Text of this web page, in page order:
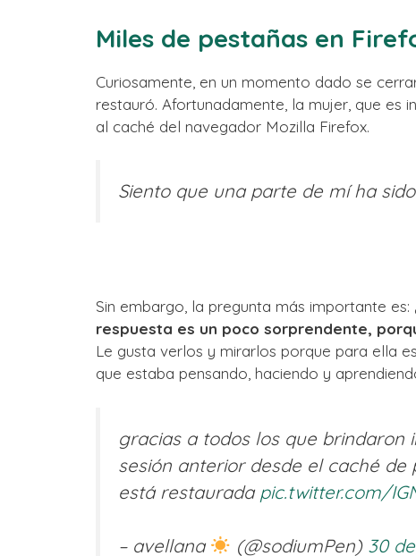
Miles de pestañas en
Curiosamente, en un momento dado se
restauró. Afortunadamente, la mujer, que es
al caché del navegador Mozilla Firefox.
Siento que una parte de mí ha
Sin embargo, la pregunta más importante
respuesta es un poco sorprendente,
Le gusta verlos y mirarlos porque para ella
que estaba pensando, haciendo y
gracias a todos los que
sesión anterior desde el caché
está restaurada pic.twitter.com/
– avellana (@sodiumPen) 30